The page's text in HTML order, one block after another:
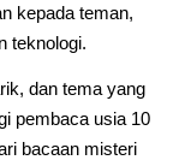
kepada teman,
teknologi.
dan tema yang
pembaca usia 10
bacaan misteri